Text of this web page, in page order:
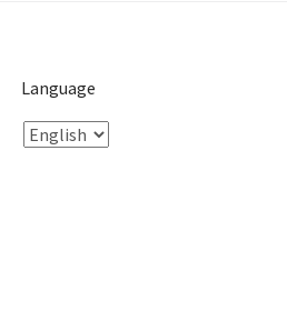
Language